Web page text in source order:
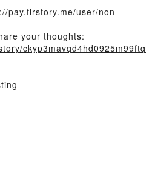
pay.firstory.me/user/non-
your thoughts:
ckyp3mavqd4hd0925m99ftq